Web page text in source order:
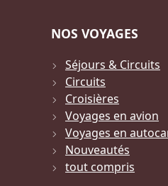
NOS VOYAGES
Séjours & Circuits
Circuits
Croisières
Voyages en avion
Voyages en
Nouveautés
tout compris